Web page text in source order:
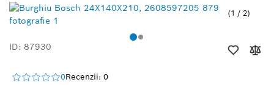
1 / 2
ID: 87930
0Recenzii: 0